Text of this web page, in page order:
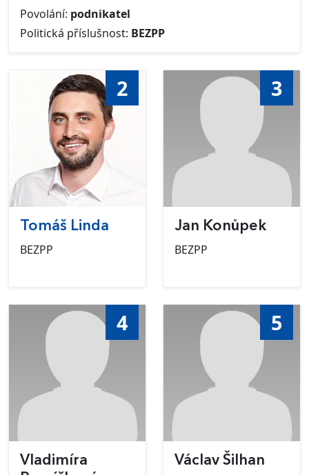
Povolání: podnikatel
Politická příslušnost: BEZPP
2
Tomáš Linda
BEZPP
3
Jan Konůpek
BEZPP
4
Vladimíra
5
Václav Šilhan